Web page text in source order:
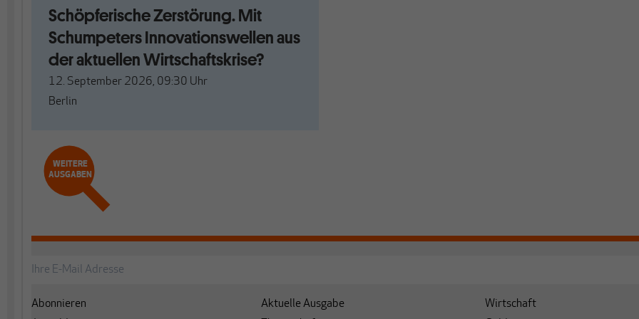
Schöpferische Zerstörung. Mit
Schumpeters Innovationswellen aus
der aktuellen Wirtschaftskrise?
12. September 2026, 09:30 Uhr
Berlin
WEITERE
AUSGABEN
Abonnieren
Aktuelle Ausgabe
Wirtschaft